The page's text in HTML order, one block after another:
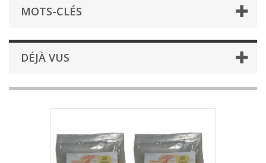
MOTS-CLÉS
DÉJÀ VUS